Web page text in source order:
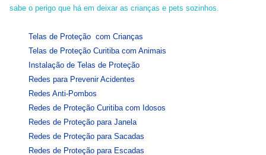
sabe o perigo que há em deixar as crianças e pets sozinhos.
Telas de Proteção com Crianças
Telas de Proteção Curitiba com Animais
Instalação de Telas de Proteção
Redes para Prevenir Acidentes
Redes Anti-Pombos
Redes de Proteção Curitiba com Idosos
Redes de Proteção para Janela
Redes de Proteção para Sacadas
Redes de Proteção para Escadas